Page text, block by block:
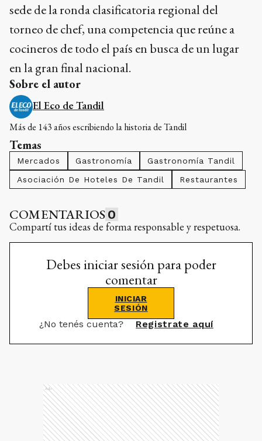
sede de la ronda clasificatoria regional del
torneo de chef, una competencia que reúne a
cocineros de todo el país en busca de un lugar
en la gran final nacional.
Sobre el autor
El Eco de Tandil
Más de 143 años escribiendo la historia de Tandil
Temas
Mercados Gastronomía
Gastronomía Tandil
Asociación De Hoteles De Tandil
Restaurantes
COMENTARIOS 0
Compartí tus ideas de forma responsable y respetuosa.
Debes iniciar sesión para poder
comentar
INICIAR
SESIÓN
¿No tenés cuenta? Registrate aquí
Ads